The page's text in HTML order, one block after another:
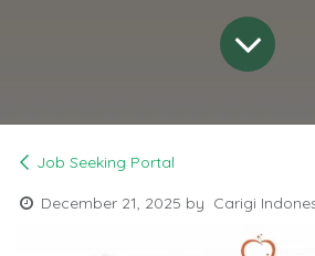
Job Seeking Portal
December 21, 2025 by Carigi